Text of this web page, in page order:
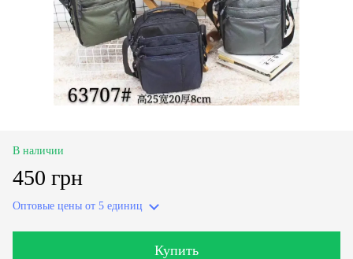
В наличии
450 грн
Оптовые цены от 5 единиц
Купить